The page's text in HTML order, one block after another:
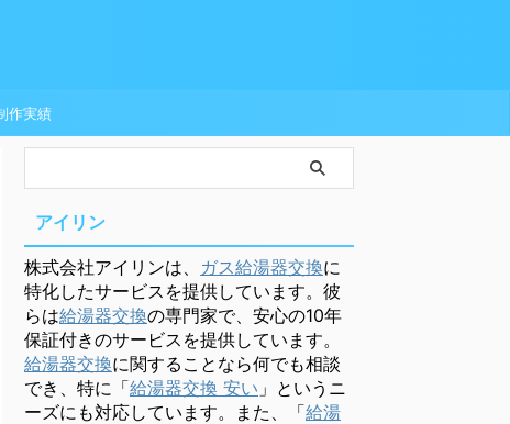
作実績
アイリン
株式会社アイリンは、 ガス給湯器交換に
特化したサービスを提供しています。彼
らは給湯器交換の専門家で、安心の10年
保証付きのサービスを提供しています。
給湯器交換に関することなら何でも相談
でき、特に「給湯器交換 安い 」というニ
ーズにも対応しています。また、「給湯